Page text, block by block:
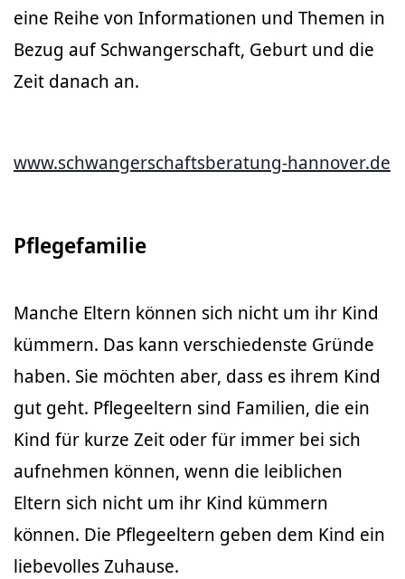
eine Reihe von Informationen und Themen in
Bezug auf Schwangerschaft, Geburt und die
Zeit danach an.
www.schwangerschaftsberatung-hannover.de
Pflegefamilie
Manche Eltern können sich nicht um ihr Kind
kümmern. Das kann verschiedenste Gründe
haben. Sie möchten aber, dass es ihrem Kind
gut geht. Pflegeeltern sind Familien, die ein
Kind für kurze Zeit oder für immer bei sich
aufnehmen können, wenn die leiblichen
Eltern sich nicht um ihr Kind kümmern
können. Die Pflegeeltern geben dem Kind ein
liebevolles Zuhause.